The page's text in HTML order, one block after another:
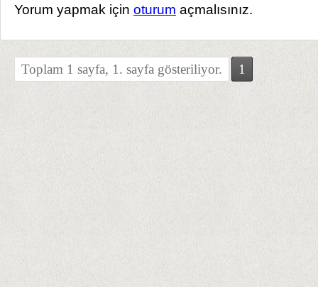
Yorum yapmak için oturum açmalısınız.
Toplam 1 sayfa, 1. sayfa gösteriliyor. 1